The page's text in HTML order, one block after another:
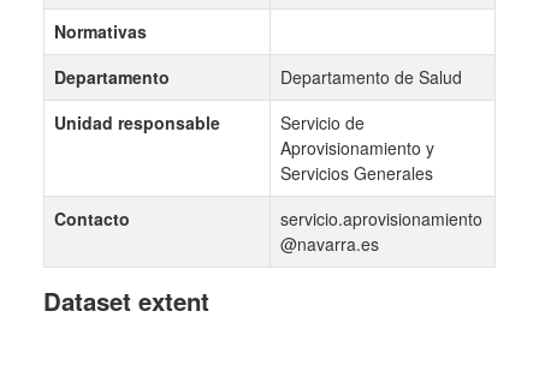
Normativas
Departamento
Departamento de Salud
Unidad responsable
Servicio de
Aprovisionamiento y
Servicios Generales
Contacto
servicio.aprovisionamiento
@navarra.es
Dataset extent